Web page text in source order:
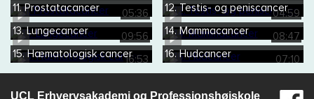
05:36
11. Prostatacancer 04:59
12. Testis- og peniscancer
09:56
13. Lungecancer 08:47
14. Mammacancer
16:53
15. Hæmatologisk cancer 07:10
16. Hudcancer
UCL Erhvervsakademi og Professionshøjskole